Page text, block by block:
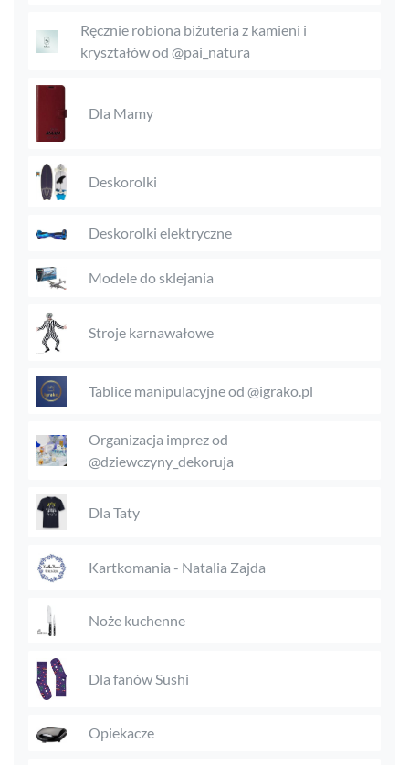
Ręcznie robiona biżuteria z kamieni i
kryształów od @pai_natura
Dla Mamy
Deskorolki
Deskorolki elektryczne
Modele do sklejania
Stroje karnawałowe
Tablice manipulacyjne od @igrako.pl
Organizacja imprez od
@dziewczyny_dekoruja
Dla Taty
Kartkomania - Natalia Zajda
Noże kuchenne
Dla fanów Sushi
Opiekacze